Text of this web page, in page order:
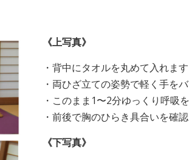
《上写真》
・背中にタオルを丸めて入れます
・両ひざ立ての姿勢で軽く手を
・このまま1〜2分ゆっくり呼吸
・前後で胸のひらき具合いを確
《下写真》